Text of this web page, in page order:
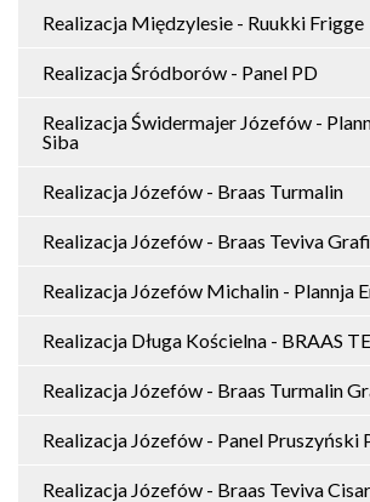
Realizacja Międzylesie - Ruukki Frigge
Realizacja Śródborów - Panel PD
Realizacja Świdermajer Józefów -
Siba
Realizacja Józefów - Braas Turmalin
Realizacja Józefów - Braas Teviva
Realizacja Józefów Michalin - Plannja
Realizacja Długa Kościelna - BRAAS
Realizacja Józefów - Braas Turmalin
Realizacja Józefów - Panel Pruszyński
Realizacja Józefów - Braas Teviva Cisar